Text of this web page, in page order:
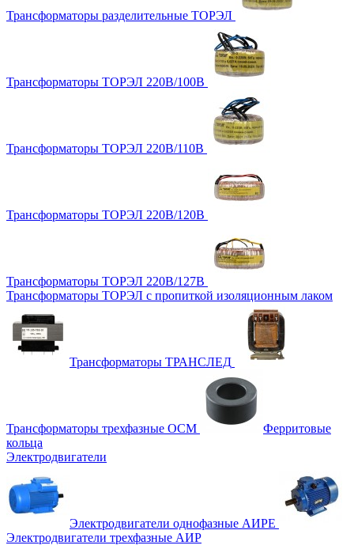
Трансформаторы разделительные ТОРЭЛ
Трансформаторы ТОРЭЛ 220В/100В
Трансформаторы ТОРЭЛ 220В/110В
Трансформаторы ТОРЭЛ 220В/120В
Трансформаторы ТОРЭЛ 220В/127В
Трансформаторы ТОРЭЛ с пропиткой изоляционным лаком
Трансформаторы ТРАНСЛЕД
Трансформаторы трехфазные ОСМ
Ферритовые
кольца
Электродвигатели
Электродвигатели однофазные АИРЕ
Электродвигатели трехфазные АИР